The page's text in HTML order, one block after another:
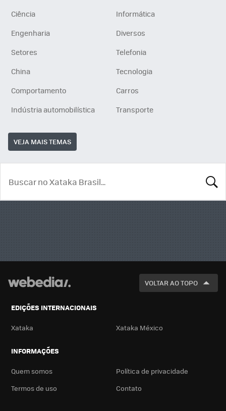
Ciência
Informática
Engenharia
Diversos
Setores
Telefonia
China
Tecnologia
Comportamento
Carros
Indústria automobilística
Transporte
VEJA MAIS TEMAS
VOLTAR AO TOPO
EDIÇÕES INTERNACIONAIS
Xataka Xataka México
INFORMAÇÕES
Quem somos
Política de privacidade
Termos de uso
Contato